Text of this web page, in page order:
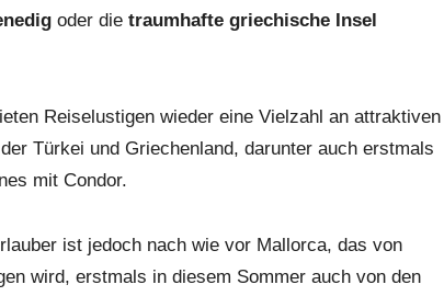
oder die traumhafte griechische Insel
Reiselustigen wieder eine Vielzahl an attraktiven
Türkei und Griechenland, darunter auch erstmals
mit Condor.
ist jedoch nach wie vor Mallorca, das von
wird, erstmals in diesem Sommer auch von den